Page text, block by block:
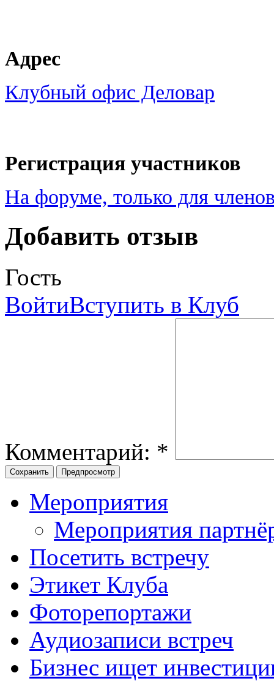
Адрес
Клубный офис Деловар
Регистрация участников
На форуме, только для
Добавить отзыв
Гость
ВойтиВступить в Клуб
Комментарий: *
Мероприятия
Мероприятия
Посетить встречу
Этикет Клуба
Фоторепортажи
Аудиозаписи встреч
Бизнес ищет